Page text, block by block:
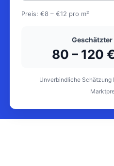
Preis: €8 – €12 pro m²
80 – 120
Unverbindliche Schätzung